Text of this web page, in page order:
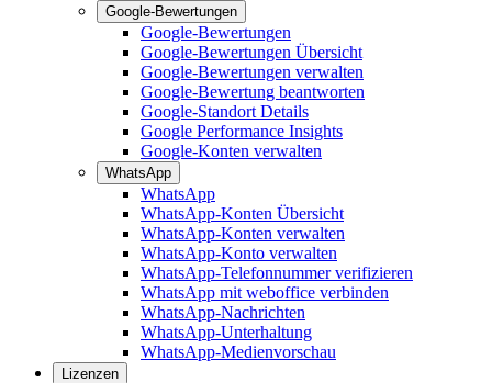
Google-Bewertungen
Google-Bewertungen
Google-Bewertungen Übersicht
Google-Bewertungen verwalten
Google-Bewertung beantworten
Google-Standort Details
Google Performance Insights
Google-Konten verwalten
WhatsApp
WhatsApp
WhatsApp-Konten Übersicht
WhatsApp-Konten verwalten
WhatsApp-Konto verwalten
WhatsApp-Telefonnummer verifizieren
WhatsApp mit weboffice verbinden
WhatsApp-Nachrichten
WhatsApp-Unterhaltung
WhatsApp-Medienvorschau
Lizenzen